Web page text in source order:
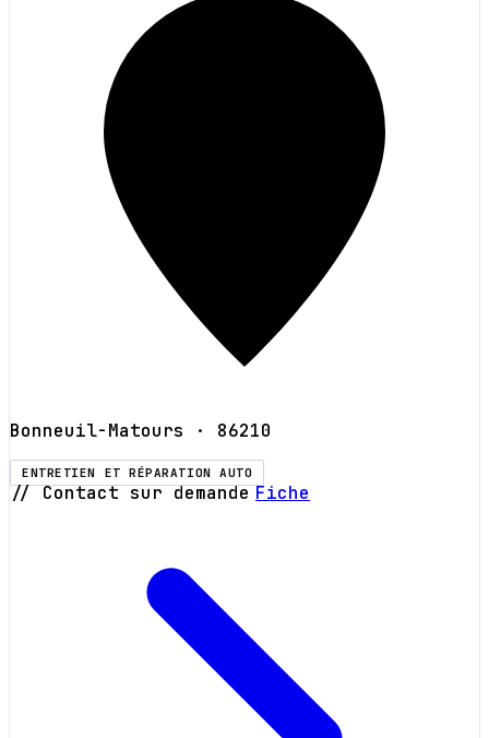
Bonneuil-Matours · 86210
ENTRETIEN ET RÉPARATION AUTO
// Contact sur demande Fiche